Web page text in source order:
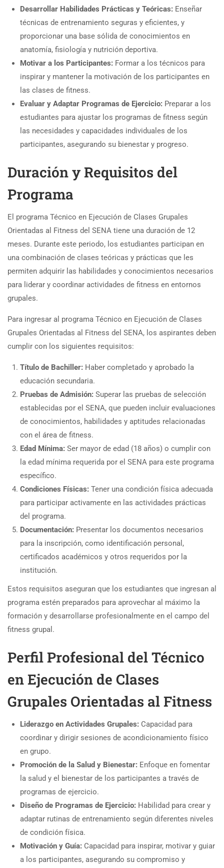
Desarrollar Habilidades Prácticas y Teóricas: Enseñar
técnicas de entrenamiento seguras y eficientes, y
proporcionar una base sólida de conocimientos en
anatomía, fisiología y nutrición deportiva.
Motivar a los Participantes: Formar a los técnicos para
inspirar y mantener la motivación de los participantes en
las clases de fitness.
Evaluar y Adaptar Programas de Ejercicio: Preparar a los
estudiantes para ajustar los programas de fitness según
las necesidades y capacidades individuales de los
participantes, asegurando su bienestar y progreso.
Duración y Requisitos del
Programa
El programa Técnico en Ejecución de Clases Grupales
Orientadas al Fitness del SENA tiene una duración de 12
meses. Durante este periodo, los estudiantes participan en
una combinación de clases teóricas y prácticas que les
permiten adquirir las habilidades y conocimientos necesarios
para liderar y coordinar actividades de fitness en entornos
grupales.
Para ingresar al programa Técnico en Ejecución de Clases
Grupales Orientadas al Fitness del SENA, los aspirantes deben
cumplir con los siguientes requisitos:
Título de Bachiller: Haber completado y aprobado la
educación secundaria.
Pruebas de Admisión: Superar las pruebas de selección
establecidas por el SENA, que pueden incluir evaluaciones
de conocimientos, habilidades y aptitudes relacionadas
con el área de fitness.
Edad Mínima: Ser mayor de edad (18 años) o cumplir con
la edad mínima requerida por el SENA para este programa
específico.
Condiciones Físicas: Tener una condición física adecuada
para participar activamente en las actividades prácticas
del programa.
Documentación: Presentar los documentos necesarios
para la inscripción, como identificación personal,
certificados académicos y otros requeridos por la
institución.
Estos requisitos aseguran que los estudiantes que ingresan al
programa estén preparados para aprovechar al máximo la
formación y desarrollarse profesionalmente en el campo del
fitness grupal.
Perfil Profesional del Técnico
en Ejecución de Clases
Grupales Orientadas al Fitness
Liderazgo en Actividades Grupales: Capacidad para
coordinar y dirigir sesiones de acondicionamiento físico
en grupo.
Promoción de la Salud y Bienestar: Enfoque en fomentar
la salud y el bienestar de los participantes a través de
programas de ejercicio.
Diseño de Programas de Ejercicio: Habilidad para crear y
adaptar rutinas de entrenamiento según diferentes niveles
de condición física.
Motivación y Guía: Capacidad para inspirar, motivar y guiar
a los participantes, asegurando su compromiso y